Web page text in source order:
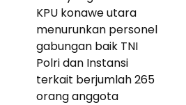
KPU konawe utara
menurunkan personel
gabungan baik TNI
Polri dan Instansi
terkait berjumlah 265
orang anggota